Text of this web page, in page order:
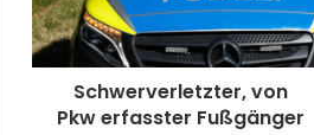
Schwerverletzter, von
Pkw erfasster Fußgänger